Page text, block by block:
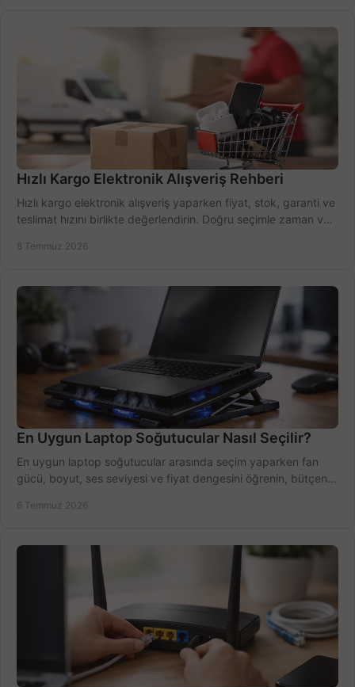
Hızlı Kargo Elektronik Alışveriş Rehberi
Hızlı kargo elektronik alışveriş yaparken fiyat, stok, garanti ve
teslimat hızını birlikte değerlendirin. Doğru seçimle zaman ve
8 Temmuz 2026
En Uygun Laptop Soğutucular Nasıl Seçilir?
En uygun laptop soğutucular arasında seçim yaparken fan
gücü, boyut, ses seviyesi ve fiyat dengesini öğrenin, bütçenizi
6 Temmuz 2026